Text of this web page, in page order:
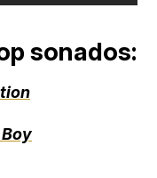
sonados: